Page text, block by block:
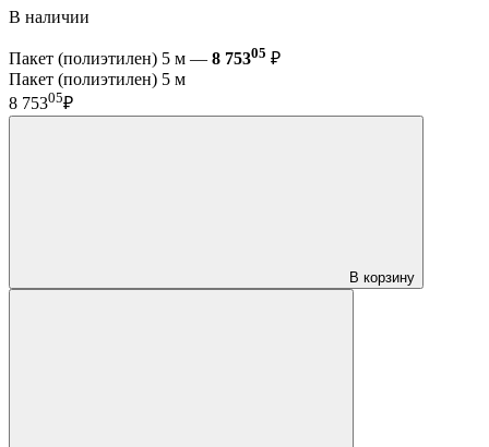
В наличии
Пакет (полиэтилен) 5 м — 8 75305 ₽
Пакет (полиэтилен) 5 м
8 75305₽
В корзину